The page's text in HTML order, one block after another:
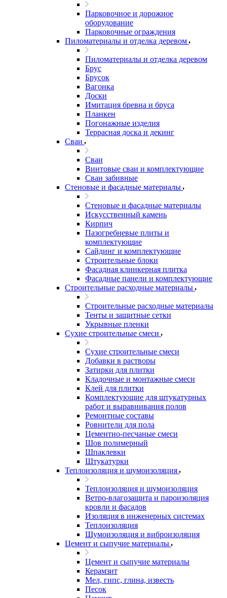
Парковочное и дорожное
оборудование
Парковочные ограждения
Пиломатериалы и отделка деревом
Пиломатериалы и отделка деревом
Брус
Брусок
Вагонка
Доски
Имитация бревна и бруса
Планкен
Погонажные изделия
Террасная доска и декинг
Сваи
Сваи
Винтовые сваи и комплектующие
Сваи забивные
Стеновые и фасадные материалы
Стеновые и фасадные материалы
Искусственный камень
Кирпич
Пазогребневые плиты и
комплектующие
Сайдинг и комплектующие
Строительные блоки
Фасадная клинкерная плитка
Фасадные панели и комплектующие
Строительные расходные материалы
Строительные расходные материалы
Тенты и защитные сетки
Укрывные пленки
Сухие строительные смеси
Сухие строительные смеси
Добавки в растворы
Затирки для плитки
Кладочные и монтажные смеси
Клей для плитки
Комплектующие для штукатурных
работ и выравнивания полов
Ремонтные составы
Ровнители для пола
Цементно-песчаные смеси
Шов полимерный
Шпаклевки
Штукатурки
Теплоизоляция и шумоизоляция
Теплоизоляция и шумоизоляция
Ветро-влагозащита и пароизоляция
кровли и фасадов
Изоляция в инженерных системах
Теплоизоляция
Шумоизоляция и виброизоляция
Цемент и сыпучие материалы
Цемент и сыпучие материалы
Керамзит
Мел, гипс, глина, известь
Песок